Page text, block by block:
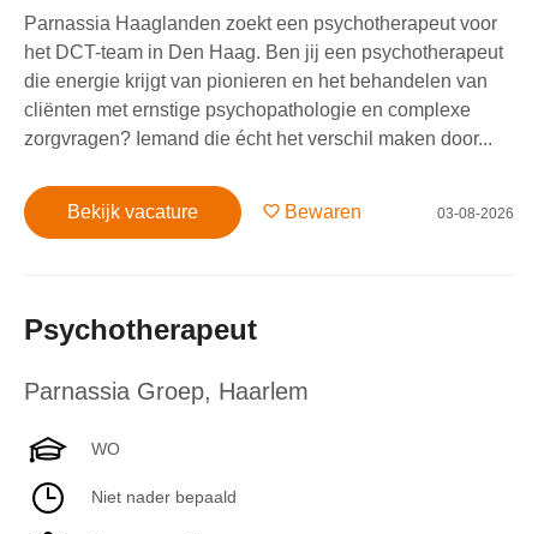
Parnassia Haaglanden zoekt een psychotherapeut voor
het DCT-team in Den Haag. Ben jij een psychotherapeut
die energie krijgt van pionieren en het behandelen van
cliënten met ernstige psychopathologie en complexe
zorgvragen? Iemand die écht het verschil maken door...
Bekijk vacature Bewaren 03-08-2026
Psychotherapeut
Parnassia Groep, Haarlem
WO
Niet nader bepaald